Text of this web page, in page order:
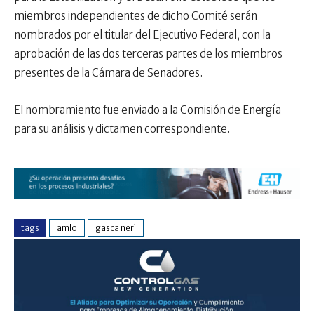
miembros independientes de dicho Comité serán
nombrados por el titular del Ejecutivo Federal, con la
aprobación de las dos terceras partes de los miembros
presentes de la Cámara de Senadores.
El nombramiento fue enviado a la Comisión de Energía
para su análisis y dictamen correspondiente.
tags amlo gasca neri